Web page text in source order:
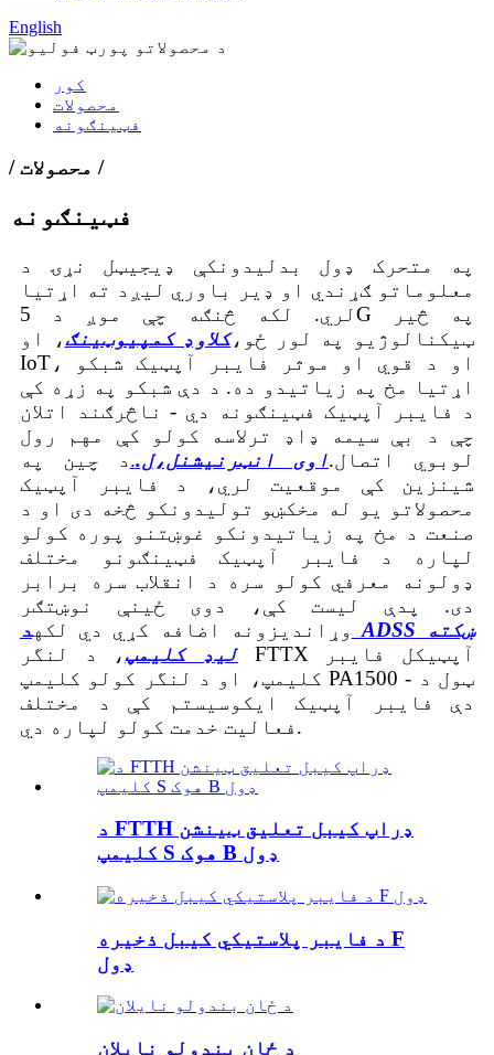
English
کور
محصولات
فټینګونه
/ محصولات /
فټینګونه
په متحرک ډول بدلیدونکې ډیجیټل نړۍ د
معلوماتو ګړندي او ډیر باوري لیږد ته اړتیا
لري. لکه څنګه چې موږ د 5G په څیر
ټیکنالوژیو په لور ځو،کلاوډ کمپیوټینګ، او
IoT، او د قوي او موثر فایبر آپټیک شبکو
اړتیا مخ په زیاتیدو ده. د دې شبکو په زړه کې
د فایبر آپټیک فټینګونه دي - ناڅرګند اتلان
چې د بې سیمه ډاډ ترلاسه کولو کې مهم رول
لوبوي
اتصال.اوی انټرنیشنل،ل..د چین په
شینزین کې موقعیت لري، د فایبر آپټیک
محصولاتو یو له مخکښو تولیدونکو څخه دی او د
صنعت د مخ په زیاتیدونکو غوښتنو پوره کولو
لپاره د فایبر آپټیک فټینګونو مختلف
ډولونه معرفي کولو سره د انقلاب سره برابر
دی. پدې لیست کې، دوی ځینې نوښتګر
وړاندیزونه اضافه کړي دي لکهد ADSS ښکته
لیډ کلیمپ، د لنگر FTTX آپټیکل فایبر
کلیمپ، او د لنگر کولو کلیمپ PA1500 - ټول د
دې فایبر آپټیک ایکوسیستم کې د مختلف
فعالیت خدمت کولو لپاره دي.
د FTTH ډراپ کیبل تعلیق ټینشن
کلیمپ S هوک B ډول
د فایبر پلاستيکي کیبل ذخیره F
ډول
د ځان بندولو نایلان